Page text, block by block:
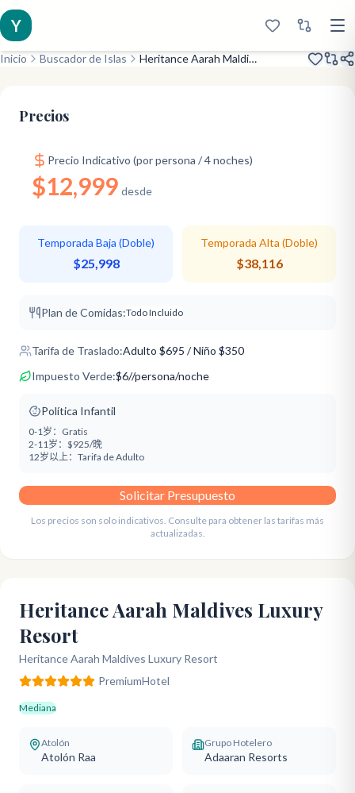
Y
Inicio Buscador de Islas Heritance Aarah Maldives Luxury Resort
Precios
Precio Indicativo (por persona / 4 noches)
$12,999 desde
Temporada Baja (Doble)
$25,998
Temporada Alta (Doble)
$38,116
Plan de Comidas:Todo Incluido
Tarifa de Traslado:Adulto $695 / Niño $350
Impuesto Verde:$6//persona/noche
Política Infantil
0-1岁： Gratis
2-11岁： $925/晚
12岁以上： Tarifa de Adulto
Solicitar Presupuesto
Los precios son solo indicativos. Consulte para obtener las tarifas más
actualizadas.
Heritance Aarah Maldives Luxury
Resort
Heritance Aarah Maldives Luxury Resort
PremiumHotel
Mediana
Atolón
Atolón Raa
Grupo Hotelero
Adaaran Resorts